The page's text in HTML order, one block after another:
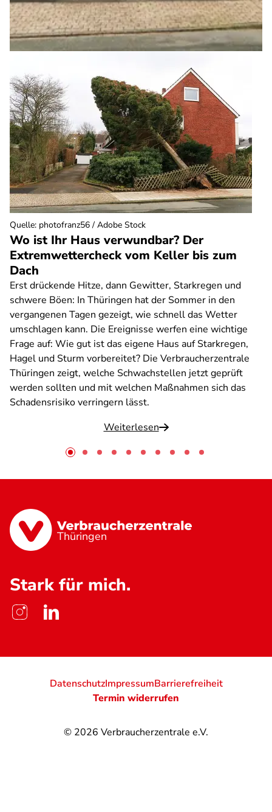
Wo ist Ihr Haus verwundbar? Der
Extremwettercheck vom Keller bis zum
Dach
Erst drückende Hitze, dann Gewitter, Starkregen und
schwere Böen: In Thüringen hat der Sommer in den
vergangenen Tagen gezeigt, wie schnell das Wetter
umschlagen kann. Die Ereignisse werfen eine wichtige
Frage auf: Wie gut ist das eigene Haus auf Starkregen,
Hagel und Sturm vorbereitet? Die Verbraucherzentrale
Thüringen zeigt, welche Schwachstellen jetzt geprüft
werden sollten und mit welchen Maßnahmen sich das
Schadensrisiko verringern lässt.
Weiterlesen
Quelle: photofranz56 / Adobe Stock
Thüringen
Stark für mich.
© 2026 Verbraucherzentrale e.V.
DatenschutzImpressumBarrierefreiheit
Termin widerrufen